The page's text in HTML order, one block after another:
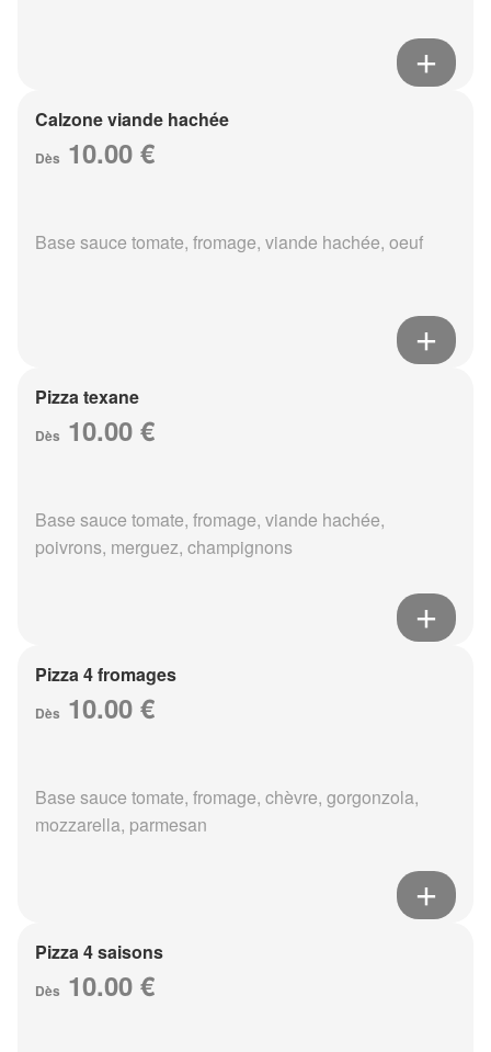
Calzone viande hachée
Dès 10.00 €
Base sauce tomate, fromage, viande hachée, oeuf
Pizza texane
Dès 10.00 €
Base sauce tomate, fromage, viande hachée,
poivrons, merguez, champignons
Pizza 4 fromages
Dès 10.00 €
Base sauce tomate, fromage, chèvre, gorgonzola,
mozzarella, parmesan
Pizza 4 saisons
Dès 10.00 €